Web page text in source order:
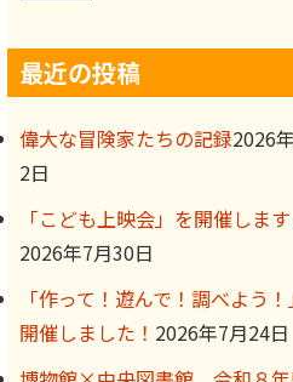
最近の投稿
偉大な冒険家たちの記録2026
2日
「こども上映会」を開催します
2026年7月30日
「作って！遊んで！調べよう
開催しました！ 2026年7月24日